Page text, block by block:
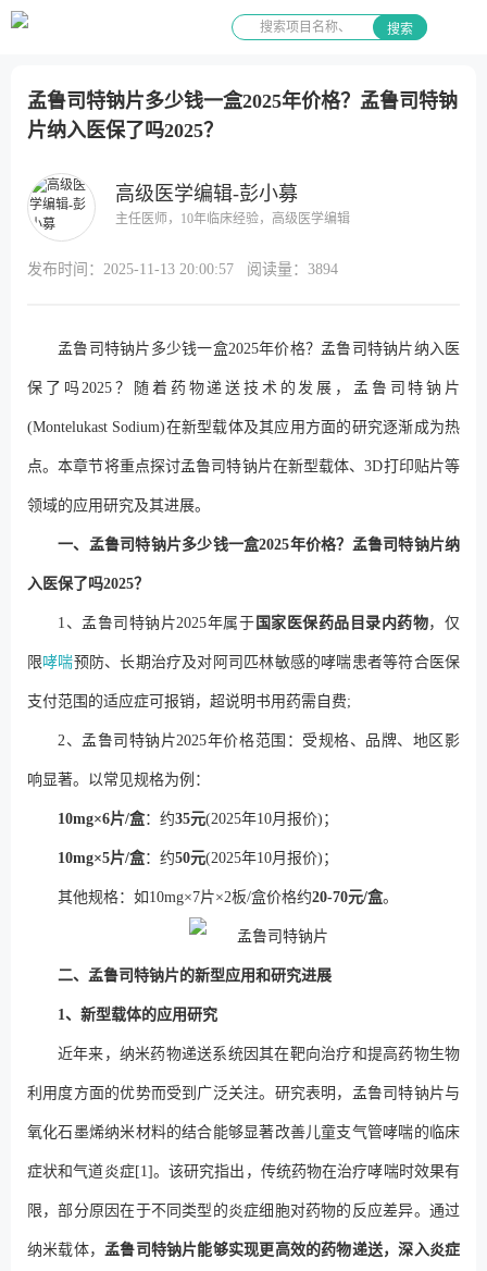
搜索
孟鲁司特钠片多少钱一盒2025年价格？孟鲁司特钠
片纳入医保了吗2025？
高级医学编辑-彭小募
主任医师，10年临床经验，高级医学编辑
发布时间： 2025-11-13 20:00:57 阅读量： 3894
孟鲁司特钠片多少钱一盒2025年价格？孟鲁司特钠片纳入医
保了吗2025？随着药物递送技术的发展，孟鲁司特钠片
(Montelukast Sodium)在新型载体及其应用方面的研究逐渐成为热
点。本章节将重点探讨孟鲁司特钠片在新型载体、3D打印贴片等
领域的应用研究及其进展。
一、孟鲁司特钠片多少钱一盒2025年价格？孟鲁司特钠片纳
入医保了吗2025？
1、孟鲁司特钠片2025年属于 国家医保药品目录内药物，仅
限哮喘预防、长期治疗及对阿司匹林敏感的哮喘患者等符合医保
支付范围的适应症可报销，超说明书用药需自费;
2、孟鲁司特钠片2025年价格范围：受规格、品牌、地区影
响显著。以常见规格为例：
10mg×6片/盒：约35元(2025年10月报价)；
10mg×5片/盒：约50元(2025年10月报价)；
其他规格：如10mg×7片×2板/盒价格约20-70元/盒。
二、孟鲁司特钠片的新型应用和研究进展
1、新型载体的应用研究
近年来，纳米药物递送系统因其在靶向治疗和提高药物生物
利用度方面的优势而受到广泛关注。研究表明，孟鲁司特钠片与
氧化石墨烯纳米材料的结合能够显著改善儿童支气管哮喘的临床
症状和气道炎症[1]。该研究指出，传统药物在治疗哮喘时效果有
限，部分原因在于不同类型的炎症细胞对药物的反应差异。通过
纳米载体，孟鲁司特钠片能够实现更高效的药物递送，深入炎症